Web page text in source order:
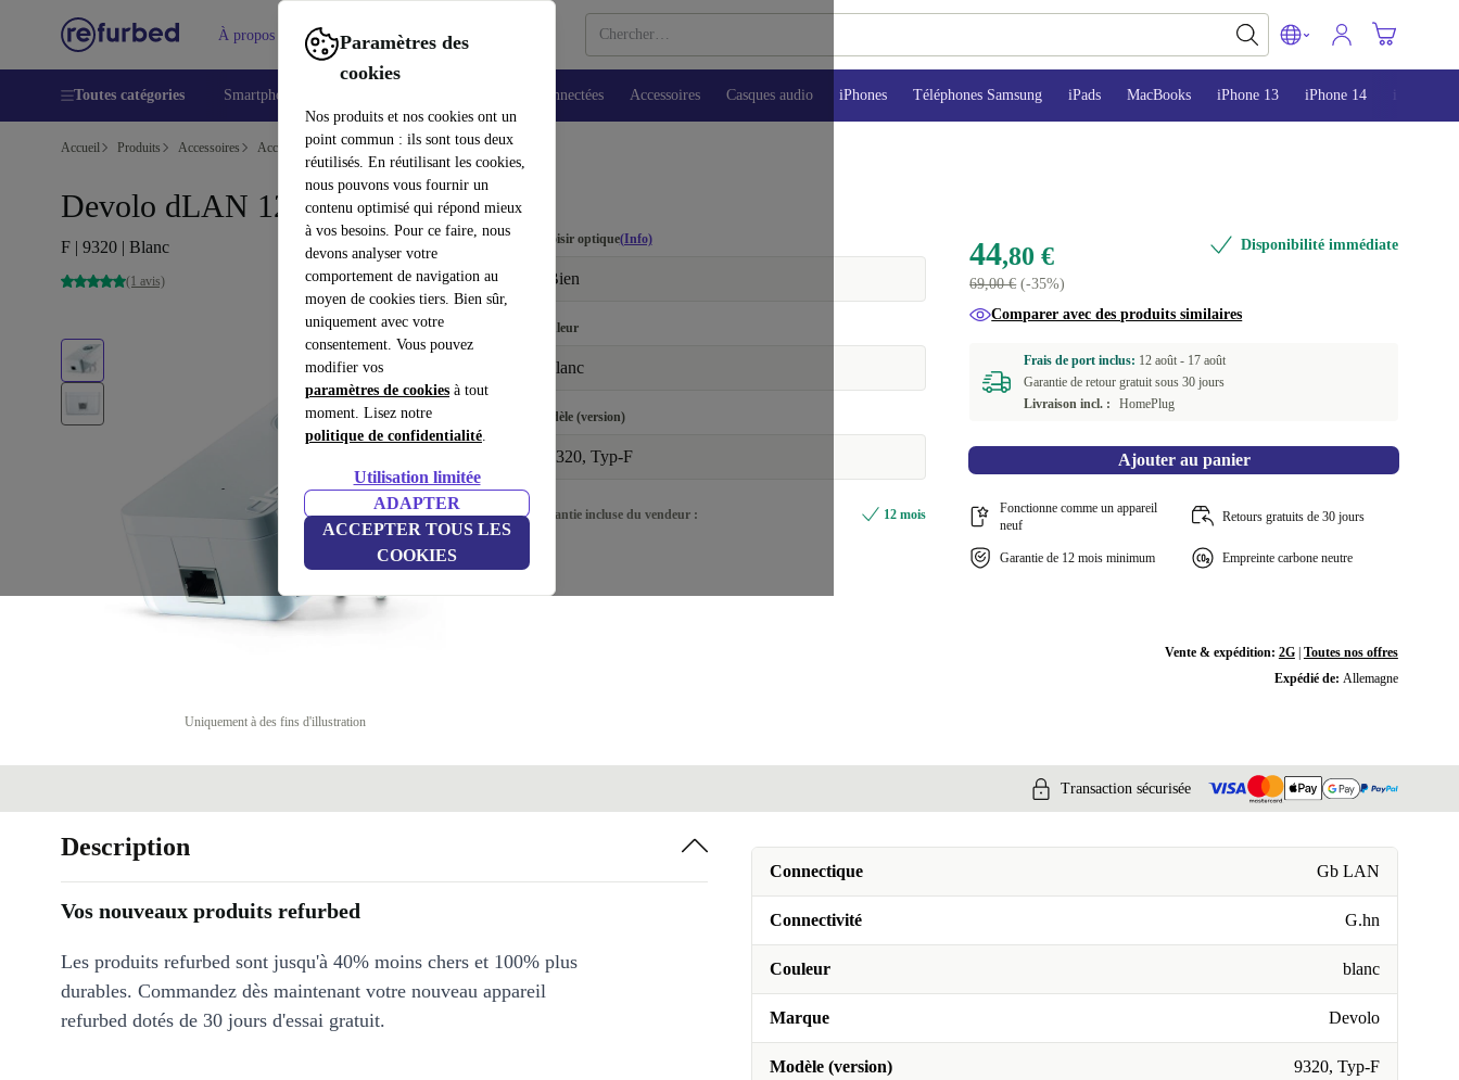
Paramètres des
cookies
Nos produits et nos cookies ont un
point commun : ils sont tous deux
réutilisés. En réutilisant les cookies,
nous pouvons vous fournir un
contenu optimisé qui répond mieux
à vos besoins. Pour ce faire, nous
devons analyser votre
comportement de navigation au
moyen de cookies tiers. Bien sûr,
uniquement avec votre
consentement. Vous pouvez
modifier vos
paramètres de cookies à tout
moment. Lisez notre
politique de confidentialité.
Utilisation limitée
ADAPTER
ACCEPTER TOUS LES
COOKIES
À propos Aide
Toutes catégories Smartphones Montres connectées Accessoires Casques audio iPhones Téléphones Samsung iPads MacBooks iPhone 13 iPhone 14 iPhone 15
Accueil Produits Accessoires Accessoires Ordinateur
Devolo dLAN 1200+
F | 9320 | Blanc
(1 avis)
Uniquement à des fins d'illustration
Choisir optique(Info)
Bien
Couleur
blanc
Modèle (version)
9320, Typ-F
Garantie incluse du vendeur : 12 mois
44,80 €
69,00 €(-35%)
Disponibilité immédiate
Comparer avec des produits similaires
Frais de port inclus: 12 août - 17 août
Garantie de retour gratuit sous 30 jours
Livraison incl. :
HomePlug
Ajouter au panier
Fonctionne comme un appareil
neuf
Retours gratuits de 30 jours
Garantie de 12 mois minimum Empreinte carbone neutre
Vente & expédition: 2G| Toutes nos offres
Expédié de: Allemagne
Transaction sécurisée
Connectique Gb LAN
Connectivité G.hn
Couleur blanc
Marque Devolo
Modèle (version) 9320, Typ-F
Description
Vos nouveaux produits refurbed
Les produits refurbed sont jusqu'à 40% moins chers et 100% plus
durables. Commandez dès maintenant votre nouveau appareil
refurbed dotés de 30 jours d'essai gratuit.